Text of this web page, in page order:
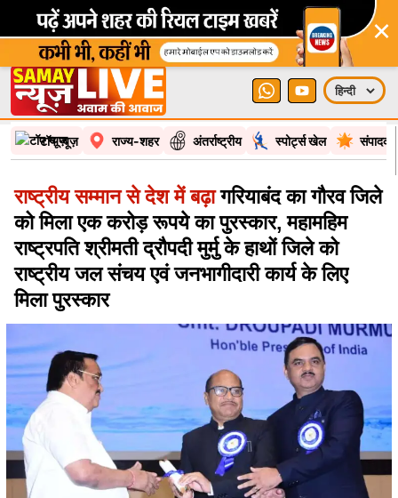
×
टॉप न्यूज़ राज्य-शहर अंतर्राष्ट्रीय स्पोर्ट्स खेल
राष्ट्रीय सम्मान से देश में बढ़ागरियाबंद का गौरव जिले
को मिला एक करोड़ रूपये का पुरस्कार, महामहिम
राष्ट्रपति श्रीमती द्रौपदी मुर्मु के हाथों जिले को
राष्ट्रीय जल संचय एवं जनभागीदारी कार्य के लिए
मिला पुरस्कार